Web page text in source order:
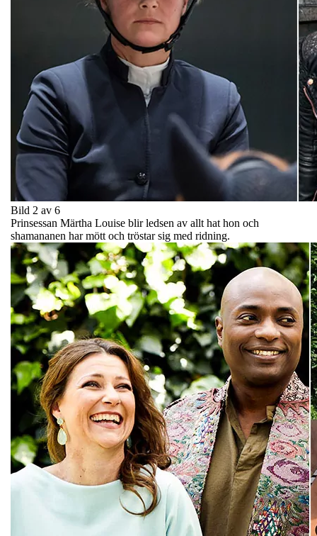
Bild 2 av 6
Prinsessan Märtha Louise blir ledsen av allt hat hon och
shamananen har mött och tröstar sig med ridning.